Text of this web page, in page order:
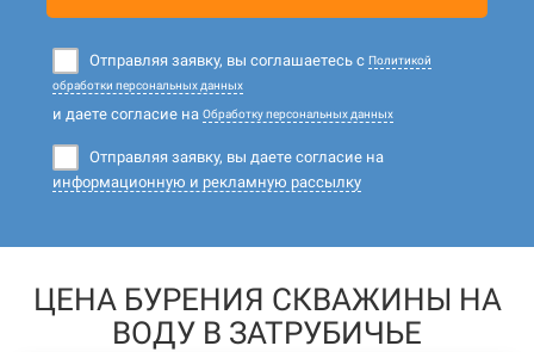
Отправляя заявку, вы соглашаетесь с Политикой
обработки персональных данных
и даете согласие на Обработку персональных данных
Отправляя заявку, вы даете согласие на
информационную и рекламную рассылку
ЦЕНА БУРЕНИЯ СКВАЖИНЫ НА
ВОДУ В ЗАТРУБИЧЬЕ